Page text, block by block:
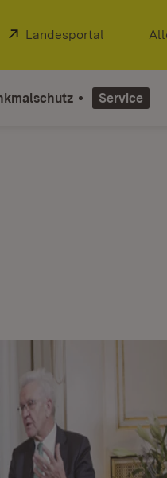
Extern:
Landesportal (Öffnet in
Service